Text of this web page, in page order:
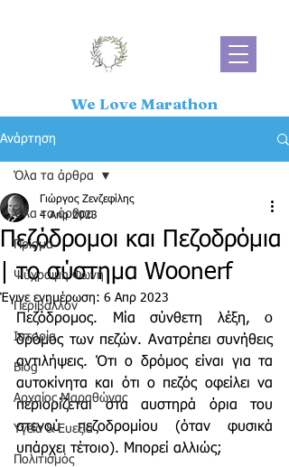
We Love Marathon
Ανάρτηση
Όλα τα άρθρα
Πρίσμα
Ψύχραιμη Φωνή
Περιβάλλον
Ιστορία
Blog
Αρχαίος Μαραθώνας
Υγεία & Ευεξία
Πολιτισμός
Όλα τα άρθρα
Πεζόδρομοι και Πεζοδρόμια
| το σύστημα Woonerf
Γιώργος Ζενζεφίλης
4 Απρ 2023
Έγινε ενημέρωση: 6 Απρ 2023
Πεζόδρομος. Μία σύνθετη λέξη, o
δρόμος των πεζών. Ανατρέπει συνήθεις
αντιλήψεις. Ότι ο δρόμος είναι για τα
αυτοκίνητα και ότι ο πεζός οφείλει να
περιορίζεται στα αυστηρά όρια του
στενού πεζοδρομίου (όταν φυσικά
υπάρχει τέτοιο). Μπορεί αλλιώς;